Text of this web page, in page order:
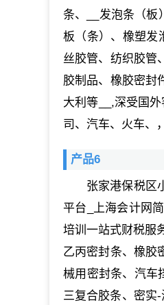
条、__发泡条（板
板（条）、橡塑发
丝胶管、纺织胶管
胶制品、橡胶密封
大利等__,深受国
司、汽车、火车、
产品6
张家港保税区
平台_上海会计网
培训一站式财税服
乙丙密封条、橡胶
械用密封条、汽车
三复合胶条、密实